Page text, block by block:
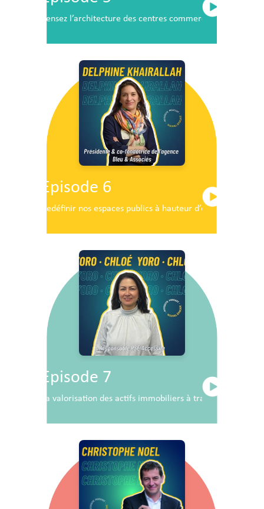
Pensez l’architecture des centres commerciaux de demain
Episode 6
Redéfinir nos espaces publics à hauteur d’enfants
Episode 7
La valorisation des actifs immobiliers à travers la RSE